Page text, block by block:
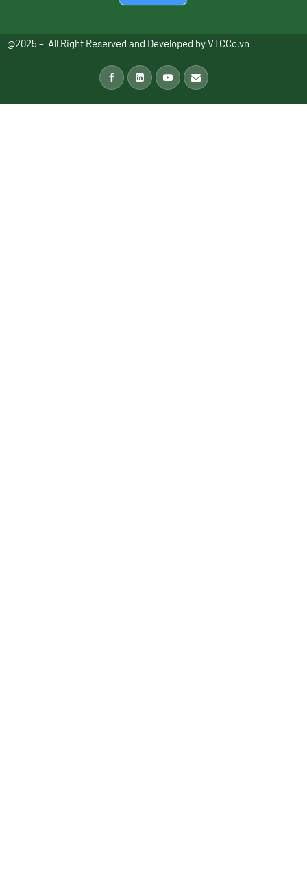
@2025 – All Right Reserved and Developed byVTCCo.vn